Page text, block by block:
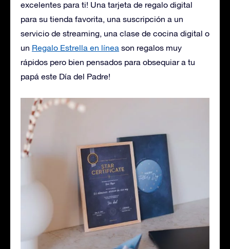
excelentes para ti! Una tarjeta de regalo digital
para su tienda favorita, una suscripción a un
servicio de streaming, una clase de cocina digital o
un Regalo Estrella en línea son regalos muy
rápidos pero bien pensados para obsequiar a tu
papá este Día del Padre!